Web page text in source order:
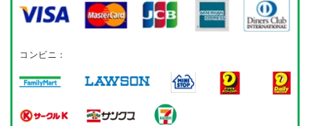
コンビニ：